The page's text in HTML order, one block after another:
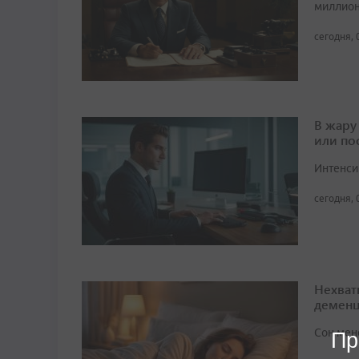
сегодня,
В жару
или
сегодня,
Сон